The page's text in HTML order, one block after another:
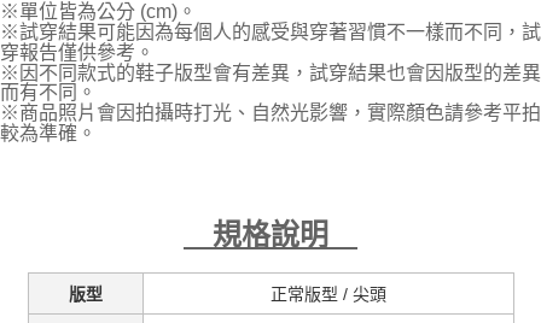
※單位皆為公分 (cm)。
※試穿結果可能因為每個人的感受與穿著習慣不一樣而不同，試
穿報告僅供參考。
※因不同款式的鞋子版型會有差異，試穿結果也會因版型的差異
而有不同。
※商品照片會因拍攝時打光、自然光影響，實際顏色請參考平拍
較為準確。
規格說明
版型 正常版型 / 尖頭